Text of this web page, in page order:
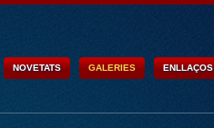
NOVETATS GALERIES ENLLAÇOS